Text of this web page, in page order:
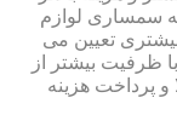
سمساری لوازم
تعیین می
ظرفیت بیشتر از
و پرداخت هزینه